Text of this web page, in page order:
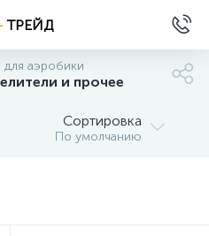
ТРЕЙД
аэробики
и прочее
Сортировка
По умолчанию